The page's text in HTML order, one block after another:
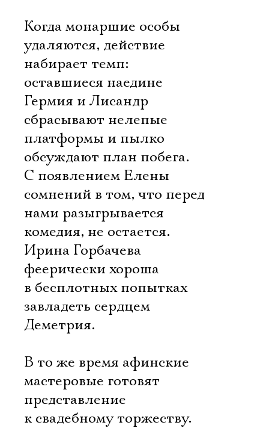
Когда монаршие особы
удаляются, действие
набирает темп:
оставшиеся наедине
Гермия и Лисандр
сбрасывают нелепые
платформы и пылко
обсуждают план побега.
С появлением Елены
сомнений в том, что перед
нами разыгрывается
комедия, не остается.
Ирина Горбачева
феерически хороша
в бесплотных попытках
завладеть сердцем
Деметрия.
В то же время афинские
мастеровые готовят
представление
к свадебному торжеству.